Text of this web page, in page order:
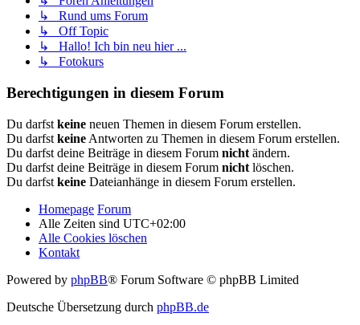
↳ Rund ums Forum
↳ Off Topic
↳ Hallo! Ich bin neu hier ...
↳ Fotokurs
Berechtigungen in diesem Forum
Du darfst keine neuen Themen in diesem Forum erstellen.
Du darfst keine Antworten zu Themen in diesem Forum erstellen.
Du darfst deine Beiträge in diesem Forum nicht ändern.
Du darfst deine Beiträge in diesem Forum nicht löschen.
Du darfst keine Dateianhänge in diesem Forum erstellen.
Homepage Forum
Alle Zeiten sind UTC+02:00
Alle Cookies löschen
Kontakt
Powered by phpBB® Forum Software © phpBB Limited
Deutsche Übersetzung durch phpBB.de